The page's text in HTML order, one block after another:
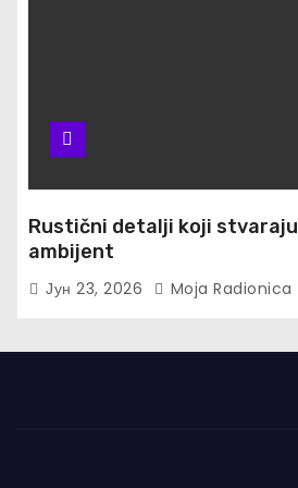
Rustični detalji koji stvaraju
ambijent
Јун 23, 2026 Moja Radionica